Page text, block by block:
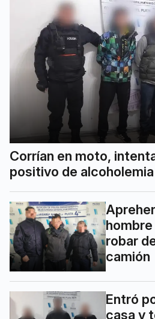
Corrían en moto,
positivo de alcoholemia
robar
camión
Entró
casa y